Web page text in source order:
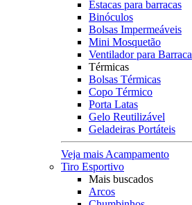
Estacas para barracas
Binóculos
Bolsas Impermeáveis
Mini Mosquetão
Ventilador para Barraca
Térmicas
Bolsas Térmicas
Copo Térmico
Porta Latas
Gelo Reutilizável
Geladeiras Portáteis
Veja mais Acampamento
Tiro Esportivo
Mais buscados
Arcos